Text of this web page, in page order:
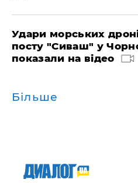
Удари морських
посту "Сиваш" у
показали на відео
Більше